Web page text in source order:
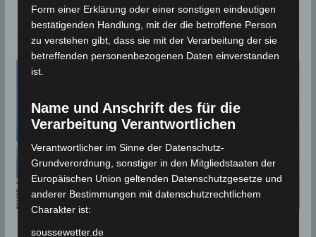
16. Oktober 2022
Tunesien: Klimatologisches Bulletin für
Form einer Erklärung oder einer sonstigen eindeutigen
bestätigenden Handlung, mit der die betroffene Person
zu verstehen gibt, dass sie mit der Verarbeitung der sie
betreffenden personenbezogenen Daten einverstanden
ist.
Name und Anschrift des für die
Verarbeitung Verantwortlichen
Verantwortlicher im Sinne der Datenschutz-
Grundverordnung, sonstiger in den Mitgliedstaaten der
Europäischen Union geltenden Datenschutzgesetze und
anderer Bestimmungen mit datenschutzrechtlichem
Charakter ist:
soussewetter.de